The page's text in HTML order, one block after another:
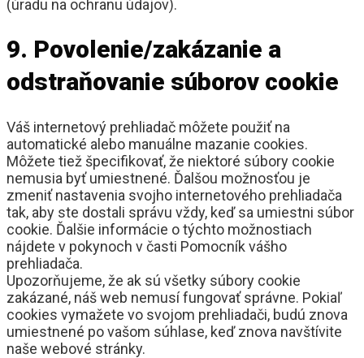
(úradu na ochranu údajov).
9. Povolenie/zakázanie a
odstraňovanie súborov cookie
Váš internetový prehliadač môžete použiť na
automatické alebo manuálne mazanie cookies.
Môžete tiež špecifikovať, že niektoré súbory cookie
nemusia byť umiestnené. Ďalšou možnosťou je
zmeniť nastavenia svojho internetového prehliadača
tak, aby ste dostali správu vždy, keď sa umiestni súbor
cookie. Ďalšie informácie o týchto možnostiach
nájdete v pokynoch v časti Pomocník vášho
prehliadača.
Upozorňujeme, že ak sú všetky súbory cookie
zakázané, náš web nemusí fungovať správne. Pokiaľ
cookies vymažete vo svojom prehliadači, budú znova
umiestnené po vašom súhlase, keď znova navštívite
naše webové stránky.